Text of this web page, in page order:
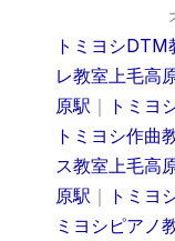
トミヨシDTM
レ教室上毛高
原駅 ｜ トミヨ
トミヨシ作曲
ス教室上毛高
原駅 ｜ トミヨ
ミヨシピアノ